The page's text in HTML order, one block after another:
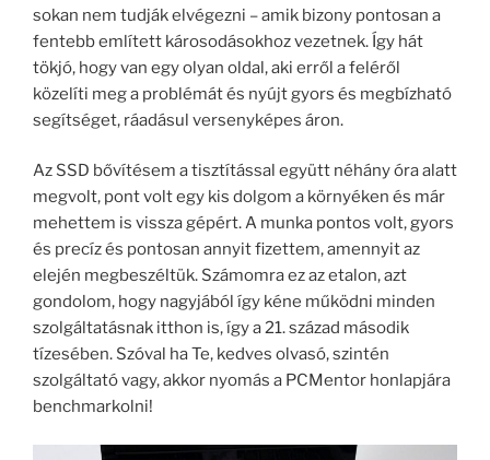
sokan nem tudják elvégezni – amik bizony pontosan a
fentebb említett károsodásokhoz vezetnek. Így hát
tökjó, hogy van egy olyan oldal, aki erről a feléről
közelíti meg a problémát és nyújt gyors és megbízható
segítséget, ráadásul versenyképes áron.
Az SSD bővítésem a tisztítással együtt néhány óra alatt
megvolt, pont volt egy kis dolgom a környéken és már
mehettem is vissza gépért. A munka pontos volt, gyors
és precíz és pontosan annyit fizettem, amennyit az
elején megbeszéltük. Számomra ez az etalon, azt
gondolom, hogy nagyjából így kéne működni minden
szolgáltatásnak itthon is, így a 21. század második
tízesében. Szóval ha Te, kedves olvasó, szintén
szolgáltató vagy, akkor nyomás a PCMentor honlapjára
benchmarkolni!